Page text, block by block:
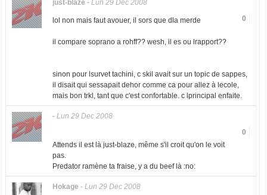
just-blaze - Lun 29 Dec 2008
0
lol non mais faut avouer, il sors que dla merde
il compare soprano a rohff?? wesh, il es ou lrapport??
sinon pour lsurvet tachini, c skil avait sur un topic de sappes,
il disait qui sessapait dehor comme ca pour allez à lecole,
mais bon trkl, tant que c'est confortable. c lprincipal enfaite.
- Lun 29 Dec 2008
0
Attends il est là just-blaze, même s'il croit qu'on le voit
pas.
Predator ramène ta fraise, y a du beef là :no:
Hokage - Lun 29 Dec 2008